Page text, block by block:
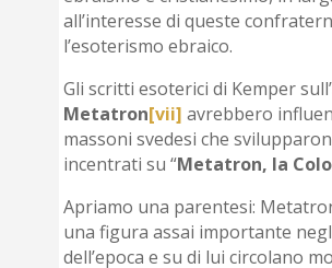
all’interesse di queste
l’esoterismo ebraico.
Gli scritti esoterici di Kemper
Metatron[vii] avrebbero
massoni svedesi che
incentrati su “Metatron, la
Apriamo una parentesi:
una figura assai importante
dell’epoca e su di lui circolano